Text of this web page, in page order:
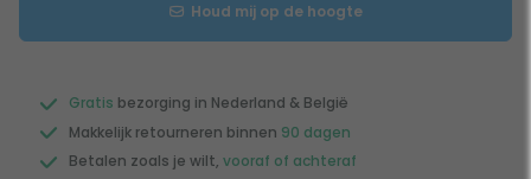
Houd mij op de hoogte
Gratis bezorging in Nederland & België
Makkelijk retourneren binnen 90 dagen
Betalen zoals je wilt, vooraf of achteraf